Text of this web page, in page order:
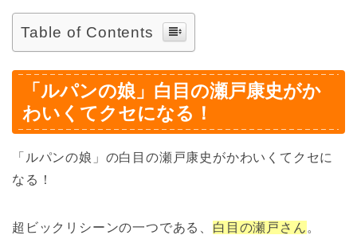
Table of Contents
「ルパンの娘」白目の瀬戸康史がか
わいくてクセになる！
「ルパンの娘」の白目の瀬戸康史がかわいくてクセに
なる！
超ビックリシーンの一つである、 白目の瀬戸さん 。